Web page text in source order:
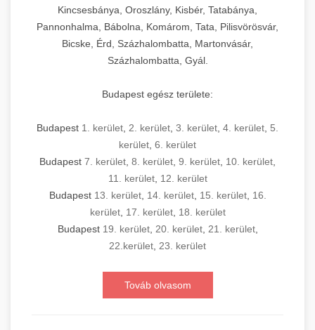
Kincsesbánya, Oroszlány, Kisbér, Tatabánya,
Pannonhalma, Bábolna, Komárom, Tata, Pilisvörösvár,
Bicske, Érd, Százhalombatta, Martonvásár,
Százhalombatta, Gyál.
Budapest egész területe:
Budapest 1. kerület, 2. kerület, 3. kerület, 4. kerület, 5.
kerület, 6. kerület
Budapest 7. kerület, 8. kerület, 9. kerület, 10. kerület,
11. kerület, 12. kerület
Budapest 13. kerület, 14. kerület, 15. kerület, 16.
kerület, 17. kerület, 18. kerület
Budapest 19. kerület, 20. kerület, 21. kerület,
22.kerület, 23. kerület
Továb olvasom